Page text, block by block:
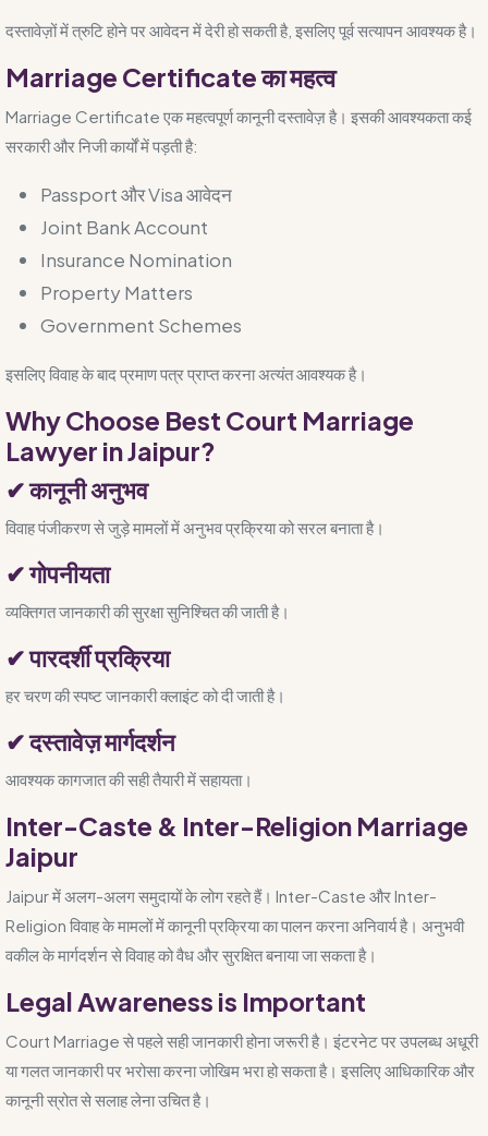
दस्तावेज़ों में त्रुटि होने पर आवेदन में देरी हो सकती है, इसलिए पूर्व सत्यापन आवश्यक है।
Marriage Certificate का महत्व
Marriage Certificate एक महत्वपूर्ण कानूनी दस्तावेज़ है। इसकी आवश्यकता कई
सरकारी और निजी कार्यों में पड़ती है:
Passport और Visa आवेदन
Joint Bank Account
Insurance Nomination
Property Matters
Government Schemes
इसलिए विवाह के बाद प्रमाण पत्र प्राप्त करना अत्यंत आवश्यक है।
Why Choose Best Court Marriage
Lawyer in Jaipur?
✔ कानूनी अनुभव
विवाह पंजीकरण से जुड़े मामलों में अनुभव प्रक्रिया को सरल बनाता है।
✔ गोपनीयता
व्यक्तिगत जानकारी की सुरक्षा सुनिश्चित की जाती है।
✔ पारदर्शी प्रक्रिया
हर चरण की स्पष्ट जानकारी क्लाइंट को दी जाती है।
✔ दस्तावेज़ मार्गदर्शन
आवश्यक कागजात की सही तैयारी में सहायता।
Inter-Caste & Inter-Religion Marriage
Jaipur
Jaipur में अलग-अलग समुदायों के लोग रहते हैं। Inter-Caste और Inter-
Religion विवाह के मामलों में कानूनी प्रक्रिया का पालन करना अनिवार्य है। अनुभवी
वकील के मार्गदर्शन से विवाह को वैध और सुरक्षित बनाया जा सकता है।
Legal Awareness is Important
Court Marriage से पहले सही जानकारी होना जरूरी है। इंटरनेट पर उपलब्ध अधूरी
या गलत जानकारी पर भरोसा करना जोखिम भरा हो सकता है। इसलिए आधिकारिक और
कानूनी स्रोत से सलाह लेना उचित है।